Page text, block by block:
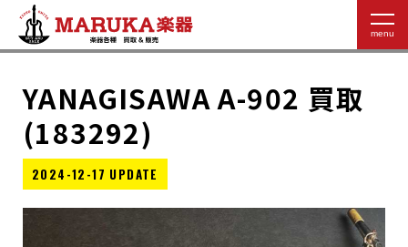
YANAGISAWA A-902 買取
(183292)
2024-12-17 UPDATE